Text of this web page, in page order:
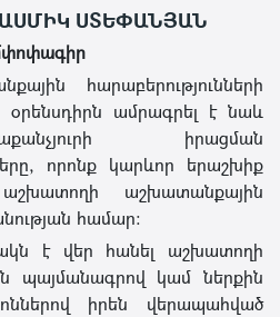
ՍՏԵՓԱՆՅԱՆ
հարաբերությունների
օրենսդիրն ամրագրել է նաև
իրացման
որոնք կարևոր երաշխիք
աշխատանքային
համար:
է վեր հանել աշխատողի
պայմանագրով կամ ներքին
իրեն վերապահված